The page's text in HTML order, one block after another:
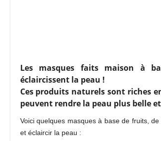
Les masques faits maison à
éclaircissent la peau !
Ces produits naturels sont riches
peuvent rendre la peau plus belle
Voici quelques masques à base de fruits,
et éclaircir la peau :